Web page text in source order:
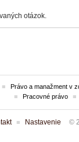
otázok.
Právo a manažment v
Pracovné právo
Nastavenie
©